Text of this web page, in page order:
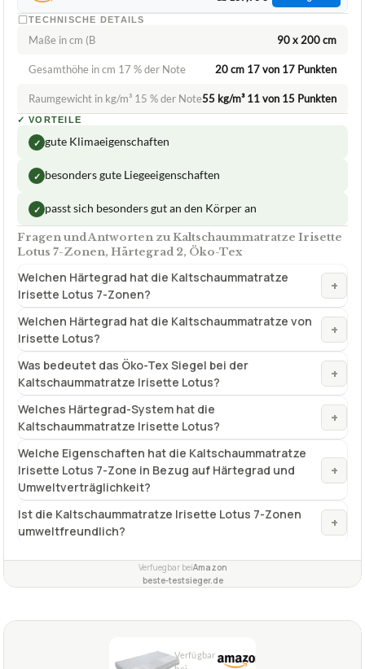
TECHNISCHE DETAILS
Maße in cm (B 90 x 200 cm
Gesamthöhe in cm 17 % der Note 20 cm 17 von 17 Punkten
Raumgewicht in kg/m³ 15 % der Note55 kg/m³ 11 von 15 Punkten
✓ VORTEILE
✓ gute Klimaeigenschaften
✓ besonders gute Liegeeigenschaften
✓ passt sich besonders gut an den Körper an
Fragen und Antworten zu Kaltschaummatratze Irisette
Lotus 7-Zonen, Härtegrad 2, Öko-Tex
Welchen Härtegrad hat die Kaltschaummatratze
Irisette Lotus 7-Zonen?
+
Welchen Härtegrad hat die Kaltschaummatratze von
Irisette Lotus?
+
Was bedeutet das Öko-Tex Siegel bei der
Kaltschaummatratze Irisette Lotus?
+
Welches Härtegrad-System hat die
Kaltschaummatratze Irisette Lotus?
+
Welche Eigenschaften hat die Kaltschaummatratze
Irisette Lotus 7-Zone in Bezug auf Härtegrad und
Umweltverträglichkeit?
+
Ist die Kaltschaummatratze Irisette Lotus 7-Zonen
umweltfreundlich?
+
Verfuegbar beiAmazon
beste-testsieger.de